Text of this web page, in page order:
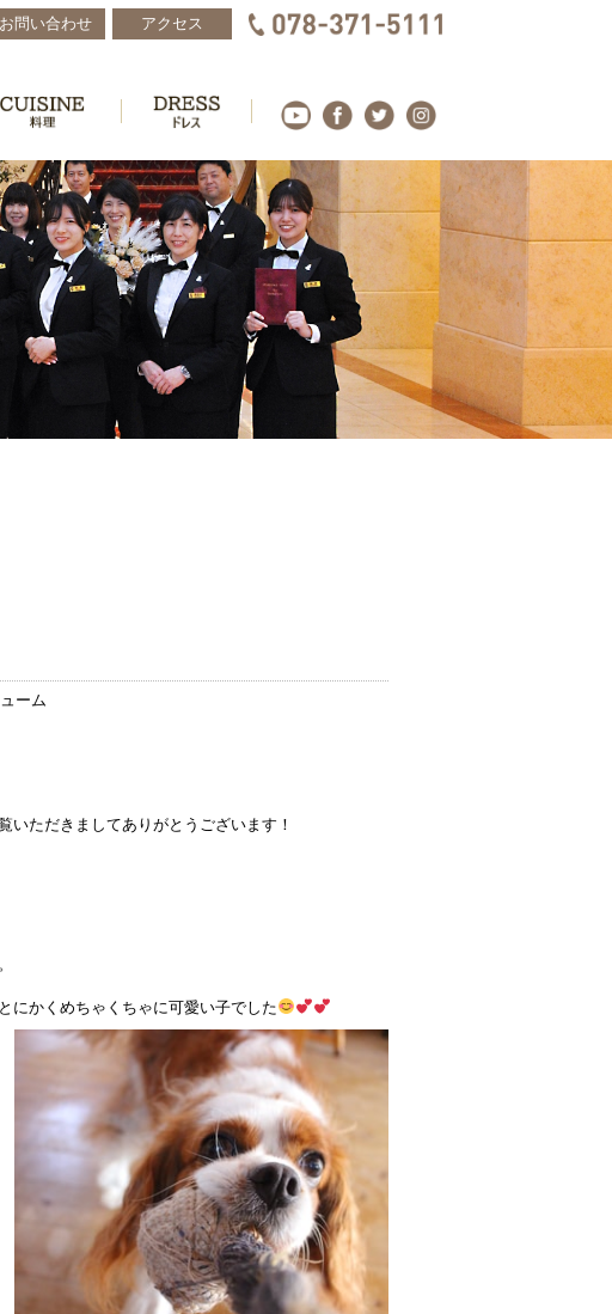
お問い合わせ アクセス
ーム
いただきましてありがとうございます！
にかくめちゃくちゃに可愛い子でした